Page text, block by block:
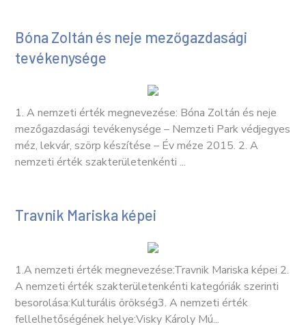
Bóna Zoltán és neje mezőgazdasági
tevékenysége
1. A nemzeti érték megnevezése: Bóna Zoltán és neje
mezőgazdasági tevékenysége – Nemzeti Park védjegyes
méz, lekvár, szörp készítése – Év méze 2015. 2. A
nemzeti érték szakterületenkénti ...
Travnik Mariska képei
1.A nemzeti érték megnevezése:Travnik Mariska képei 2.
A nemzeti érték szakterületenkénti kategóriák szerinti
besorolása:Kulturális örökség3. A nemzeti érték
fellelhetőségének helye:Visky Károly Mú...